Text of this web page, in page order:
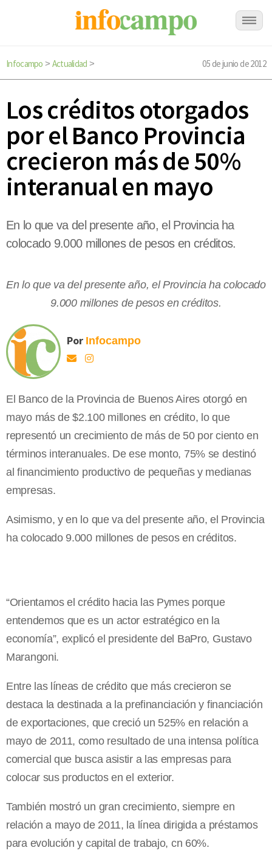
Infocampo > Actualidad > 05 de junio de 2012
Los créditos otorgados
por el Banco Provincia
crecieron más de 50%
interanual en mayo
En lo que va del presente año, el Provincia ha
colocado 9.000 millones de pesos en créditos.
En lo que va del presente año, el Provincia ha colocado
9.000 millones de pesos en créditos.
Por Infocampo
El Banco de la Provincia de Buenos Aires otorgó en
mayo más de $2.100 millones en crédito, lo que
representó un crecimiento de más de 50 por ciento en
términos interanuales. De ese monto, 75% se destinó
al financimiento productivo de pequeñas y medianas
empresas.
Asimismo, y en lo que va del presente año, el Provincia
ha colocado 9.000 millones de pesos en créditos.
“Orientamos el crédito hacia las Pymes porque
entendemos que es un actor estratégico en la
economía”, explicó el presidente del BaPro, Gustavo
Marangoni.
Entre las líneas de crédito que más crecieron se
destaca la destinada a la prefinanciación y financiación
de exportaciones, que creció un 525% en relación a
mayo de 2011, como resultado de una intensa política
comercial que busca asistir a las empresas para
colocar sus productos en el exterior.
También mostró un gran crecimiento, siempre en
relación a mayo de 2011, la línea dirigida a préstamos
para evolución y capital de trabajo, cn 60%.